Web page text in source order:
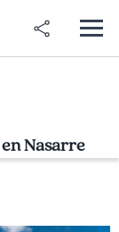
Nasarre